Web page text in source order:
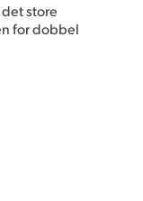
store
for dobbel